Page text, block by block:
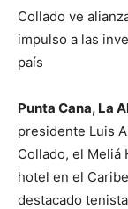
Collado ve
impulso a las
país
Punta Cana, La
presidente Luis
Collado, el Meliá
hotel en el
destacado